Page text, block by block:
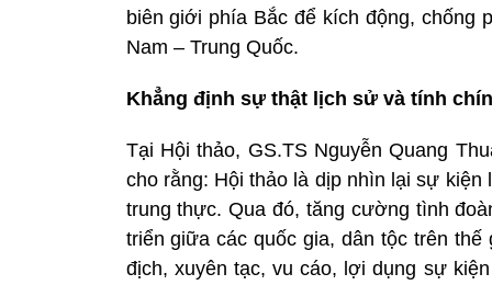
biên giới phía Bắc để kích động, chống
Nam – Trung Quốc.
Khẳng định sự thật lịch sử và tính
Tại Hội thảo, GS.TS Nguyễn Quang
cho rằng: Hội thảo là dịp nhìn lại sự
trung thực. Qua đó, tăng cường tình
triển giữa các quốc gia, dân tộc trên
địch, xuyên tạc, vu cáo, lợi dụng sự